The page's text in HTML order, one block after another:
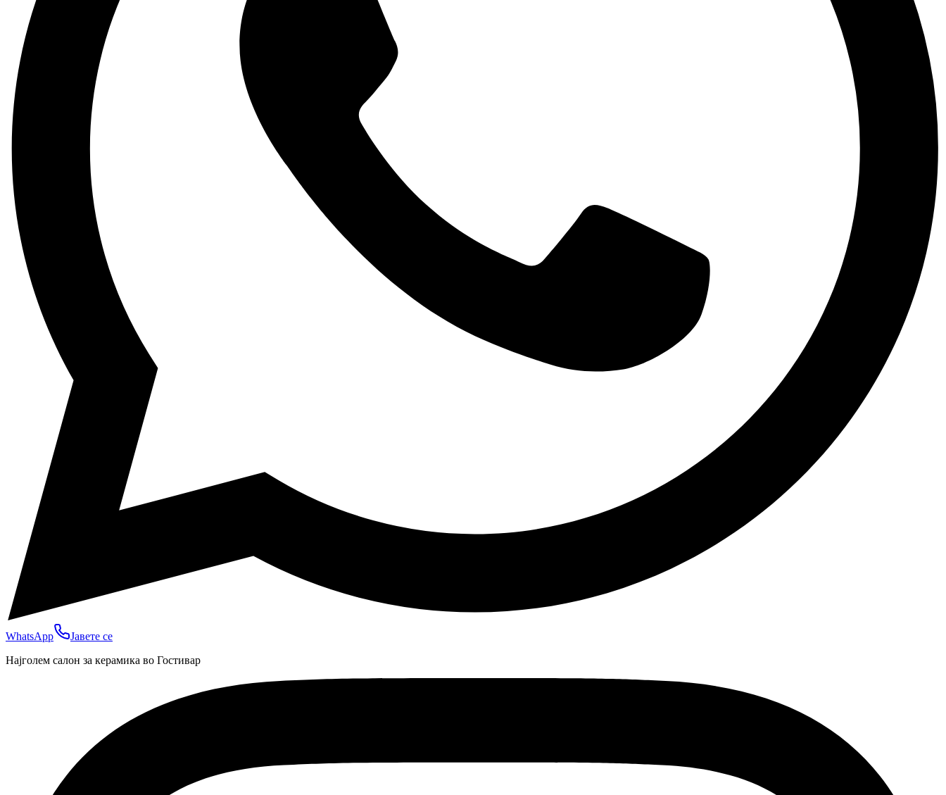
WhatsApp
Јавете се
Најголем салон за керамика во Гостивар